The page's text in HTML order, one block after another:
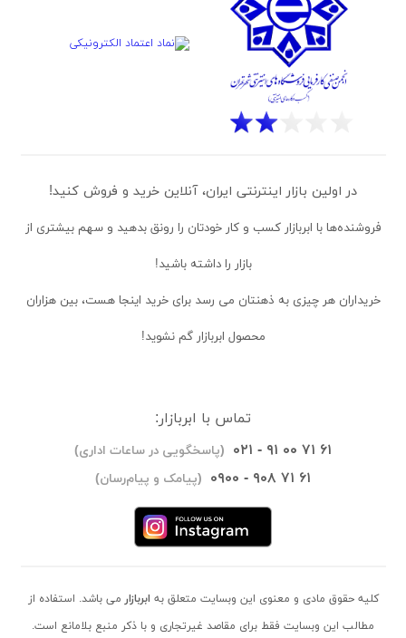
در اولین بازار اینترنتی ایران، آنلاین خرید و فروش کنید!
فروشنده‌ها با ابربازار کسب و کار خودتان را رونق بدهید و سهم بیشتری از
بازار را داشته باشید!
خریداران هر چیزی به ذهنتان می رسد برای خرید اینجا هست، بین هزاران
محصول ابربازار گم نشوید!
تماس با ابربازار:
۰۲۱ - ۹۱ ۰۰ ۷۱ ۶۱ (پاسخگویی در ساعات اداری)
۰۹۰۰ - ۹۰۸ ۷۱ ۶۱ (پیامک و پیام‌رسان)
کلیه حقوق مادی و معنوی این وبسایت متعلق به ابربازار می باشد. استفاده از
مطالب این وبسایت فقط برای مقاصد غیرتجاری و با ذکر منبع بلامانع است.